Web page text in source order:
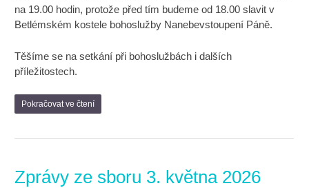
na 19.00 hodin, protože před tím budeme od 18.00 slavit v
Betlémském kostele bohoslužby Nanebevstoupení Páně.
Těšíme se na setkání při bohoslužbách i dalších
příležitostech.
Pokračovat ve čtení
Zprávy ze sboru 3. května 2026